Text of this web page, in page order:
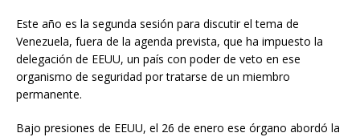
Este año es la segunda sesión para discutir el tema de
Venezuela, fuera de la agenda prevista, que ha impuesto la
delegación de EEUU, un país con poder de veto en ese
organismo de seguridad por tratarse de un miembro
permanente.
Bajo presiones de EEUU, el 26 de enero ese órgano abordó la